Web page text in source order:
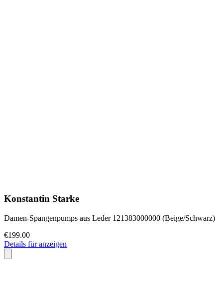
Konstantin Starke
Damen-Spangenpumps aus Leder 121383000000 (Beige/Schwarz)
€199.00
Details für anzeigen